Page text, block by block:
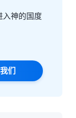
入神的国度
们